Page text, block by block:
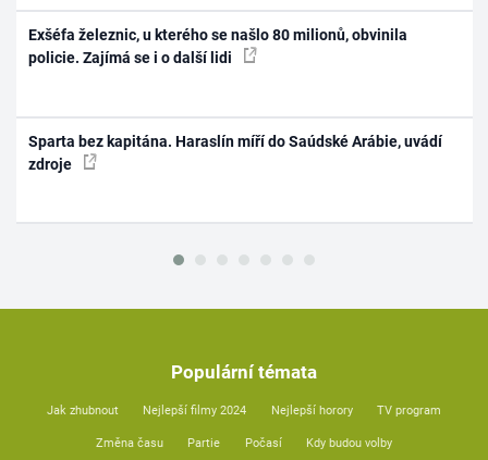
Exšéfa železnic, u kterého se našlo 80 milionů, obvinila
policie. Zajímá se i o další lidi
Sparta bez kapitána. Haraslín míří do Saúdské Arábie, uvádí
zdroje
Populární témata
Jak zhubnout Nejlepší filmy 2024 Nejlepší horory TV program
Změna času Partie Počasí Kdy budou volby